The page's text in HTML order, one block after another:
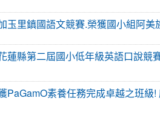
玉里鎮國語文競賽.榮獲國小組阿
蓮縣第二屆國小低年級英語口說競
PaGamO素養任務完成卓越之班級